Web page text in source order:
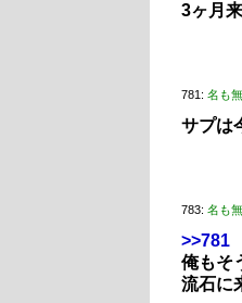
3ヶ月
781: 名も
サプは
783: 名も
>>781
俺もそ
流石に